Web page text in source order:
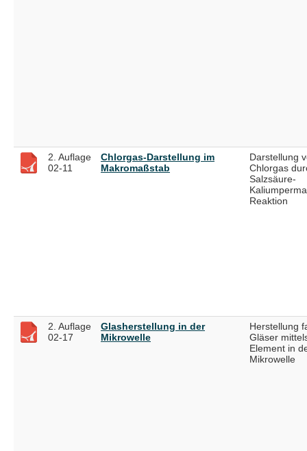
2. Auflage
02-11
Chlorgas-Darstellung im
Makromaßstab
Darstellung
Chlorgas
Salzsäure-
Reaktion
2. Auflage
02-17
Glasherstellung in der
Mikrowelle
Herstellung
Gläser
Element in
Mikrowelle